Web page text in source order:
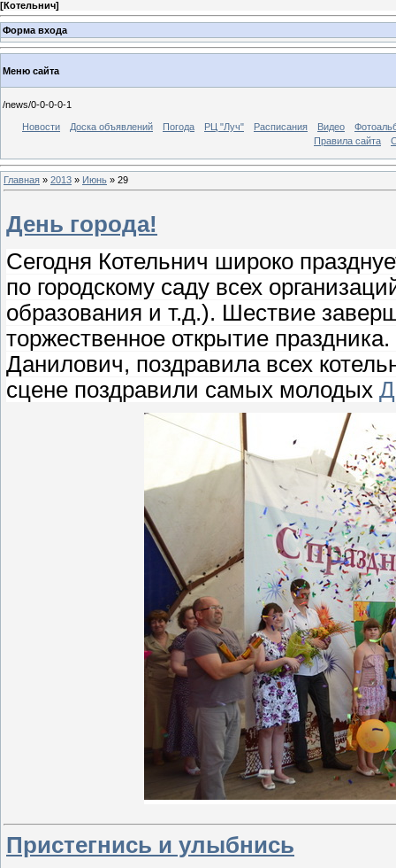
[Котельнич]
Форма входа
Меню сайта
/news/0-0-0-0-1
Новости Доска объявлений Погода РЦ "Луч" Расписания Видео
Правила сайта
Главная » 2013 » Июнь » 29
День города!
Сегодня Котельнич широко
по городскому саду всех
образования и т.д.). Шествие
торжественное открытие
Данилович, поздравила всех
сцене поздравили самых молодых
Пристегнись и улыбнись